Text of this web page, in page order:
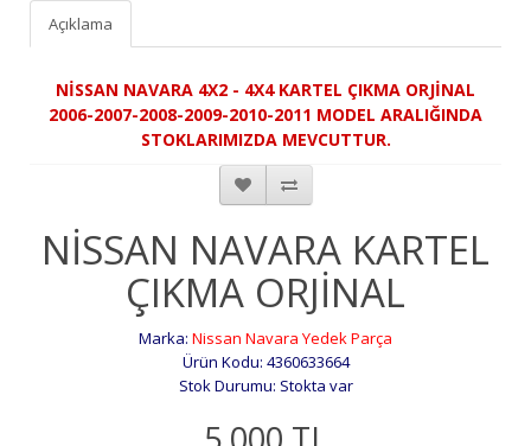
Açıklama
NİSSAN NAVARA 4X2 - 4X4 KARTEL ÇIKMA ORJİNAL
2006-2007-2008-2009-2010-2011 MODEL ARALIĞINDA
STOKLARIMIZDA MEVCUTTUR.
NİSSAN NAVARA KARTEL
ÇIKMA ORJİNAL
Marka: Nissan Navara Yedek Parça
Ürün Kodu: 4360633664
Stok Durumu: Stokta var